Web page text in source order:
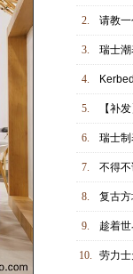
2. 请教
3. 瑞士
4.
5. 【补
6. 瑞士
7. 不得
8. 复古
9. 趁着
10. 劳力